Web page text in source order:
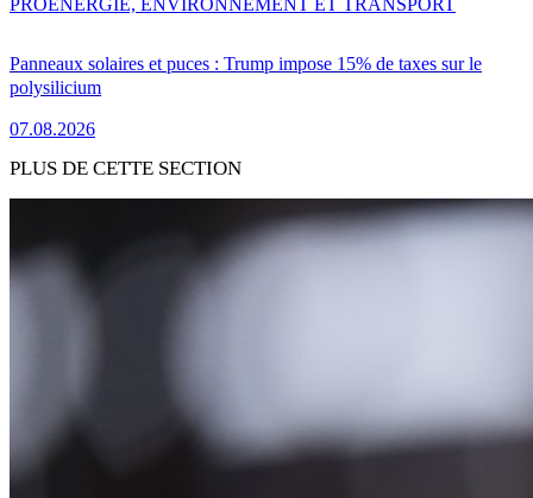
Panneaux solaires et puces : Trump impose 15% de taxes sur le
polysilicium
07.08.2026
PROENERGIE, ENVIRONNEMENT ET TRANSPORT
PLUS DE CETTE SECTION